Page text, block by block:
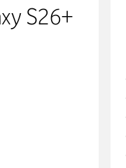
S26+